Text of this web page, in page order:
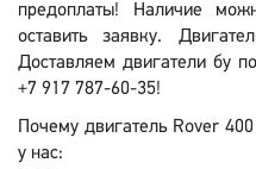
предоплаты! Наличие
оставить заявку.
Доставляем двигатели бу
+7 917 787-60-35!
Почему двигатель Rover
у нас: